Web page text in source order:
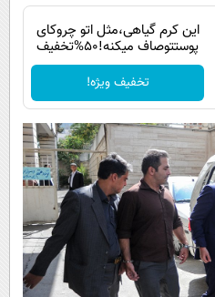
این کرم گیاهی،مثل اتو چروکای
پوستتوصاف میکنه!50%تخفیف
تخفیف ویژه!